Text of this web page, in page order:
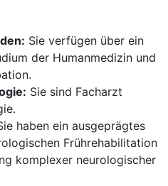
Sie verfügen über ein
der Humanmedizin und
Sie sind Facharzt
haben ein ausgeprägtes
Frührehabilitation
komplexer neurologischer